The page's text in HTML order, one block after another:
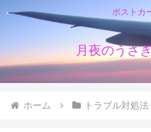
ポストカ
月夜のうさ
ホーム トラブル対処法